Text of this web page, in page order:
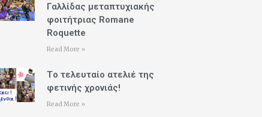
Γαλλίδας μεταπτυχιακής
φοιτήτριας Romane
Roquette
Read More »
Tο τελευταίο ατελιέ της
φετινής χρονιάς!
Read More »